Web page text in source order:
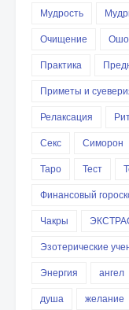
Мудрость
Очищение
Ошо
Практика
Приметы и
Релаксация
Секс
Симорон
Таро
Тест
Финансовый
Чакры
Эзотерические
Энергия
ангел
душа
желание